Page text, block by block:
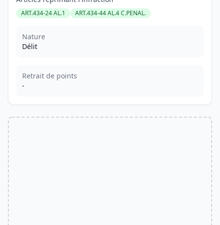
ART.434-24 AL.1 ART.434-44 AL.4 C.PENAL.
Nature
Délit
Retrait de points
-